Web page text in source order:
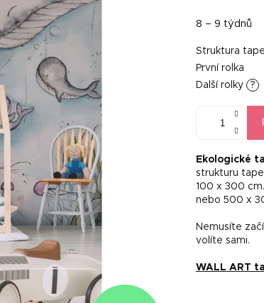
cena:
8 – 9 týdnů
Struktura
První rolka
Další rolky
?
Ekologické
strukturu
100 x 300
nebo 500 x
Nemusíte
volíte sami.
WALL ART